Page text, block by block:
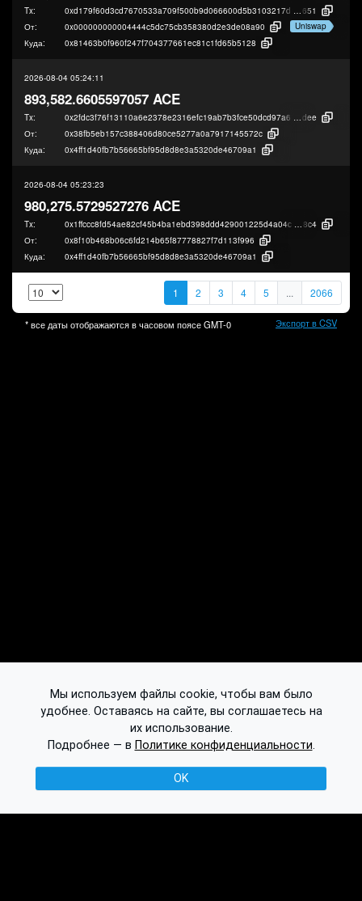
Tx: 0xd179f60d3cd7670533a709f500b9d066600d5b3103217d18001f9b5e7dbf8
651
От:
0x000000000004444c5dc75cb358380d2e3de08a90
Uniswap
Куда:
0x81463b0f960f247f704377661ec81c1fd65b5128
2026-08-04 05:24:11
893,582.6605597057 ACE
Tx: 0x2fdc3f76f13110a6e2378e2316efc19ab7b3fce50dcd97a68e7618540c1b3
dee
От:
0x38fb5eb157c388406d80ce5277a0a7917145572c
Куда:
0x4ff1d40fb7b56665bf95d8d8e3a5320de46709a1
2026-08-04 05:23:23
980,275.5729527276 ACE
Tx: 0x1ffccc8fd54ae82cf45b4ba1ebd398ddd429001225d4a04ca5c6f35b8c2ca
8c4
От:
0x8f10b468b06c6fd214b65f87778827f7d113f996
Куда:
0x4ff1d40fb7b56665bf95d8d8e3a5320de46709a1
1 2 3 4 5 ... 2066
* все даты отображаются в часовом поясеGMT-0 Экспорт в CSV
Мы используем файлы cookie, чтобы вам было
удобнее. Оставаясь на сайте, вы соглашаетесь на
их использование.
Подробнее — в Политике конфиденциальности.
OK